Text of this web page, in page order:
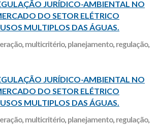
JURÍDICO-AMBIENTAL NO
DO SETOR ELÉTRICO
MULTIPLOS DAS ÁGUAS.
, multicritério, planejamento, regulação,
JURÍDICO-AMBIENTAL NO
DO SETOR ELÉTRICO
MULTIPLOS DAS ÁGUAS.
, multicritério, planejamento, regulação,